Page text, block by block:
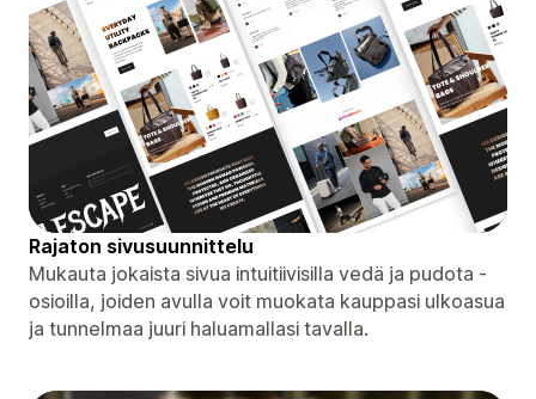
Rajaton sivusuunnittelu
Mukauta jokaista sivua intuitiivisilla vedä ja pudota -
osioilla, joiden avulla voit muokata kauppasi ulkoasua
ja tunnelmaa juuri haluamallasi tavalla.